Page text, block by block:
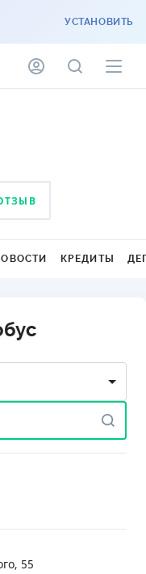
УСТАНОВИТЬ
КРЕДИТЫ
55